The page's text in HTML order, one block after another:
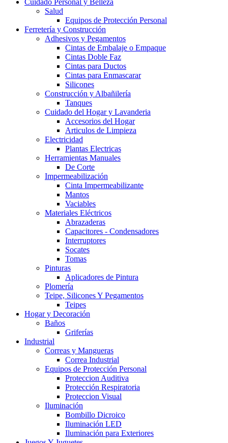
Cuidado Personal y Belleza
Salud
Equipos de Protección Personal
Ferretería y Construcción
Adhesivos y Pegamentos
Cintas de Embalaje o Empaque
Cintas Doble Faz
Cintas para Ductos
Cintas para Enmascarar
Silicones
Construcción y Albañilería
Tanques
Cuidado del Hogar y Lavanderia
Accesorios del Hogar
Articulos de Limpieza
Electricidad
Plantas Electricas
Herramientas Manuales
De Corte
Impermeabilización
Cinta Impermeabilizante
Mantos
Vaciables
Materiales Eléctricos
Abrazaderas
Capacitores - Condensadores
Interruptores
Socates
Tomas
Pinturas
Aplicadores de Pintura
Plomería
Teipe, Silicones Y Pegamentos
Teipes
Hogar y Decoración
Baños
Griferías
Industrial
Correas y Mangueras
Correa Industrial
Equipos de Protección Personal
Proteccion Auditiva
Protección Respiratoria
Proteccion Visual
Iluminación
Bombillo Dicroico
Iluminación LED
Iluminación para Exteriores